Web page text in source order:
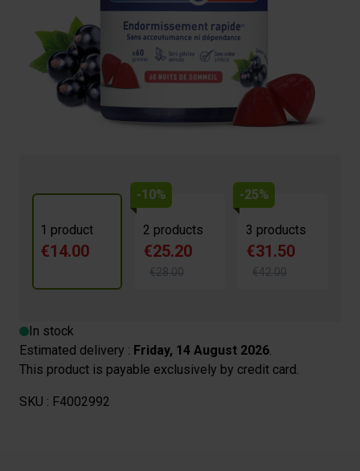
€14.00
Régule le sommeil
Favorise l'endormissement
Réduit les troubles nocturnes
Aide à lutter contre le décalage horaire
1 product
€14.00
-10%
2 products
€25.20
€28.00
-25%
3 products
€31.50
€42.00
In stock
Estimated delivery : Friday, 14 August 2026.
This product is payable exclusively by credit card.
SKU : F4002992